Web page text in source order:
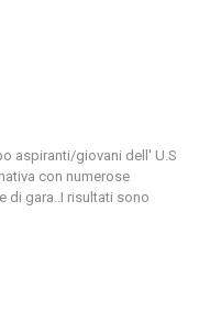
aspiranti/giovani dell' U.S
con numerose
di gara..I risultati sono